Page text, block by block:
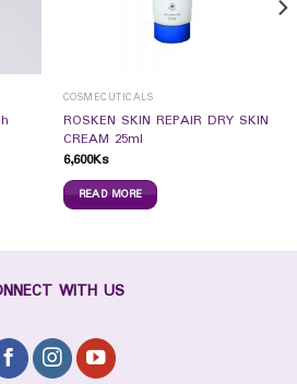
COSMECUTICALS
ROSKEN SKIN REPAIR DRY SKIN
CREAM 25ml
6,600Ks
READ MORE
WITH US